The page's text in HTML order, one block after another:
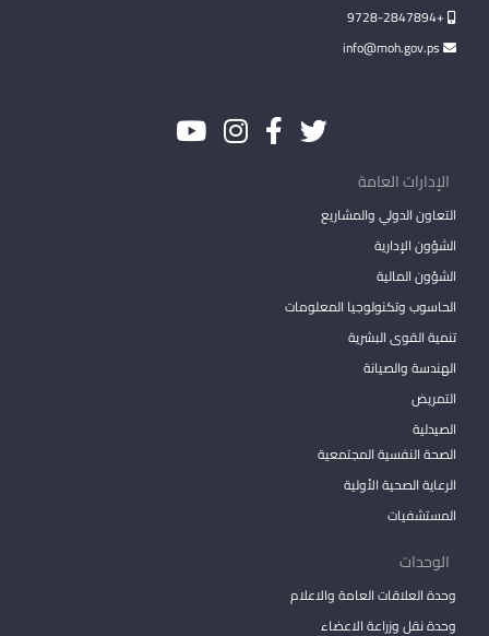
+9728-2847894
الإدارات العامة
التعاون الدولي والمشاريع
الشؤون الإدارية
الشؤون المالية
الحاسوب وتكنولوجيا المعلومات
تنمية القوى البشرية
الهندسة والصيانة
التمريض
الصيدلية
الصحة النفسية المجتمعية
الرعاية الصحية الأولية
المستشفيات
الوحدات
وحدة العلاقات العامة والاعلام
وحدة نقل وزراعة الاعضاء